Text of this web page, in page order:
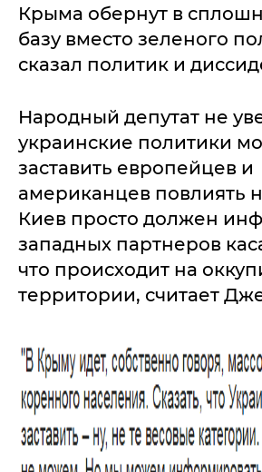
Крыма обернут в
базу вместо зеленого
сказал политик и
Народный депутат не
украинские политики
заставить европейцев и
американцев повлиять
Киев просто должен
западных партнеров
что происходит на
территории, считает